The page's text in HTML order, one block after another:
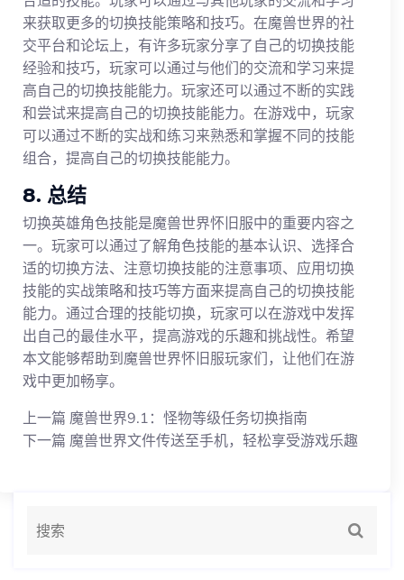
来获取更多的切换技能策略和技巧。在魔兽世界的社
交平台和论坛上，有许多玩家分享了自己的切换技能
经验和技巧，玩家可以通过与他们的交流和学习来提
高自己的切换技能能力。玩家还可以通过不断的实践
和尝试来提高自己的切换技能能力。在游戏中，玩家
可以通过不断的实战和练习来熟悉和掌握不同的技能
组合，提高自己的切换技能能力。
8. 总结
切换英雄角色技能是魔兽世界怀旧服中的重要内容之
一。玩家可以通过了解角色技能的基本认识、选择合
适的切换方法、注意切换技能的注意事项、应用切换
技能的实战策略和技巧等方面来提高自己的切换技能
能力。通过合理的技能切换，玩家可以在游戏中发挥
出自己的最佳水平，提高游戏的乐趣和挑战性。希望
本文能够帮助到魔兽世界怀旧服玩家们，让他们在游
戏中更加畅享。
上一篇 魔兽世界9.1：怪物等级任务切换指南
下一篇 魔兽世界文件传送至手机，轻松享受游戏乐趣